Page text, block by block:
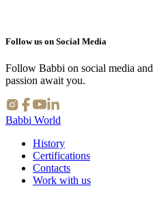
Follow us on Social Media
Follow Babbi on social media
passion await you.
Babbi World
History
Certifications
Contacts
Work with us